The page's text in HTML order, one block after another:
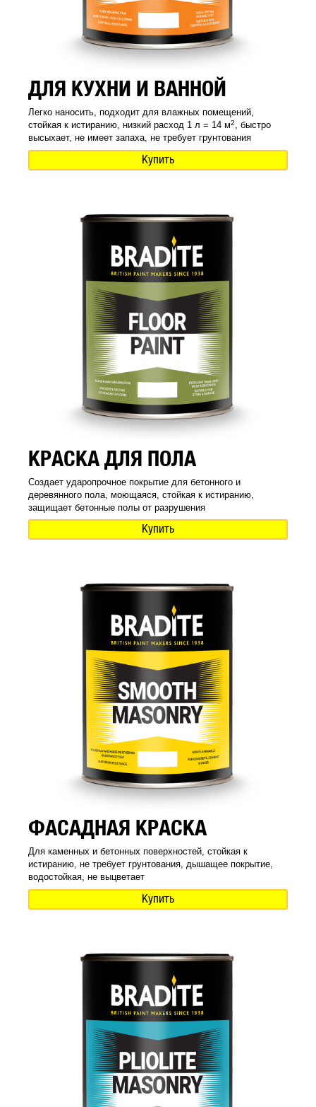
ДЛЯ КУХНИ И ВАННОЙ
Легко наносить, подходит для влажных помещений,
стойкая к истиранию, низкий расход 1 л = 14 м2, быстро
высыхает, не имеет запаха, не требует грунтования
Купить
КРАСКА ДЛЯ ПОЛА
Создает ударопрочное покрытие для бетонного и
деревянного пола, моющаяся, стойкая к истиранию,
защищает бетонные полы от разрушения
Купить
ФАСАДНАЯ КРАСКА
Для каменных и бетонных поверхностей, стойкая к
истиранию, не требует грунтования, дышащее покрытие,
водостойкая, не выцветает
Купить